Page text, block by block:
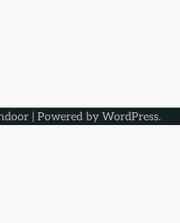
| Powered by WordPress.